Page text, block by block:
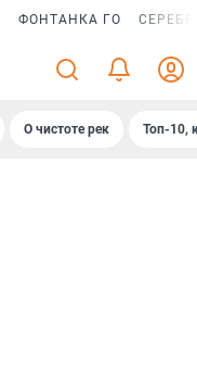
ФОНТАНКА ГО
О чистоте рек Топ-10,